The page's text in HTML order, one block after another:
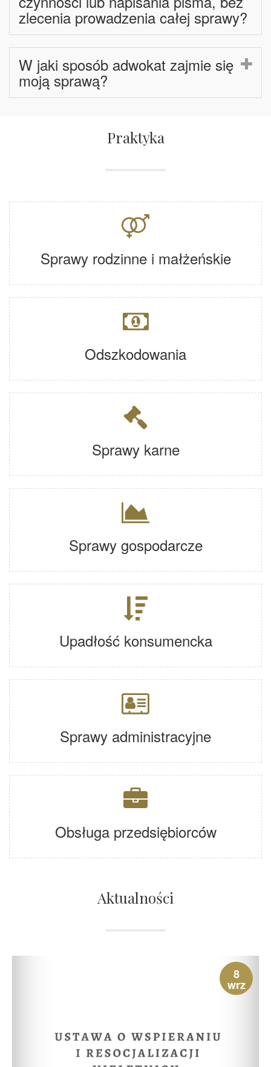
zlecenia prowadzenia całej sprawy?
W jaki sposób adwokat zajmie się
moją sprawą?
Praktyka
Sprawy rodzinne i małżeńskie
Odszkodowania
Sprawy karne
Sprawy gospodarcze
Upadłość konsumencka
Sprawy administracyjne
Obsługa przedsiębiorców
Aktualności
8
wrz